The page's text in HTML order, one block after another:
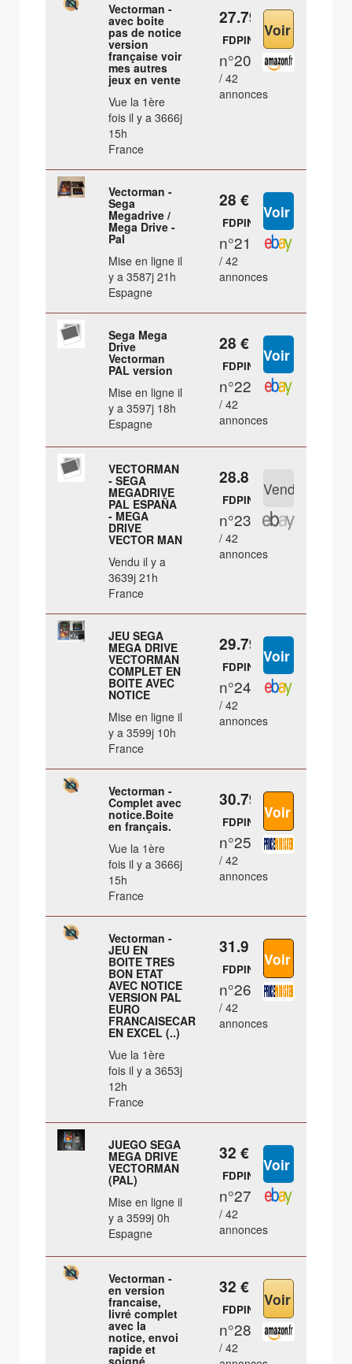
Vectorman -
avec boite
pas de notice
version
française voir
mes autres
jeux en vente
Vue la 1ère
fois il y a 3666j
15h
France
27.79 €
FDPIN
n°20
/ 42
annonces
Vectorman -
Sega
Megadrive /
Mega Drive -
Pal
Mise en ligne il
y a 3587j 21h
Espagne
28 €
FDPIN
n°21
/ 42
annonces
Sega Mega
Drive
Vectorman
PAL version
Mise en ligne il
y a 3597j 18h
Espagne
28 €
FDPIN
n°22
/ 42
annonces
VECTORMAN
- SEGA
MEGADRIVE
PAL ESPAÑA
- MEGA
DRIVE
VECTOR MAN
Vendu il y a
3639j 21h
France
28.8 €
FDPIN
n°23
/ 42
annonces
JEU SEGA
MEGA DRIVE
VECTORMAN
COMPLET EN
BOITE AVEC
NOTICE
Mise en ligne il
y a 3599j 10h
France
29.79 €
FDPIN
n°24
/ 42
annonces
Vectorman -
Complet avec
notice.Boite
en français.
Vue la 1ère
fois il y a 3666j
15h
France
30.79 €
FDPIN
n°25
/ 42
annonces
Vectorman -
JEU EN
BOITE TRES
BON ETAT
AVEC NOTICE
VERSION PAL
EURO
FRANCAISECARTOUCHE
EN EXCEL (..)
Vue la 1ère
fois il y a 3653j
12h
France
31.9 €
FDPIN
n°26
/ 42
annonces
JUEGO SEGA
MEGA DRIVE
VECTORMAN
(PAL)
Mise en ligne il
y a 3599j 0h
Espagne
32 €
FDPIN
n°27
/ 42
annonces
Vectorman -
en version
francaise,
livré complet
avec la
notice, envoi
rapide et
32 €
FDPIN
n°28
/ 42